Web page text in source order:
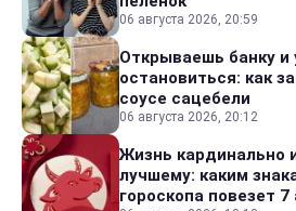
06 августа 2026, 20:59
Открываешь банку и
остановиться: как
соусе сацебели
06 августа 2026, 20:12
Жизнь кардинально
лучшему: каким
гороскопа повезет 7